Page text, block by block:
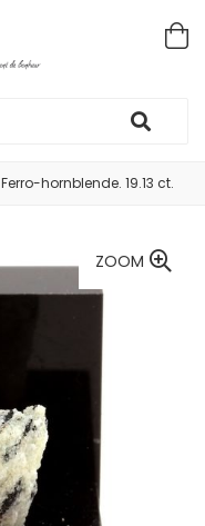
Ferro-hornblende. 19.13 ct.
ZOOM